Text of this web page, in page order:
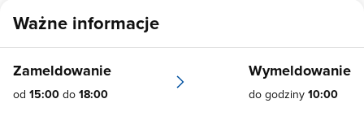
Ważne informacje
Zameldowanie
od 15:00 do 18:00
Wymeldowanie
do godziny 10:00